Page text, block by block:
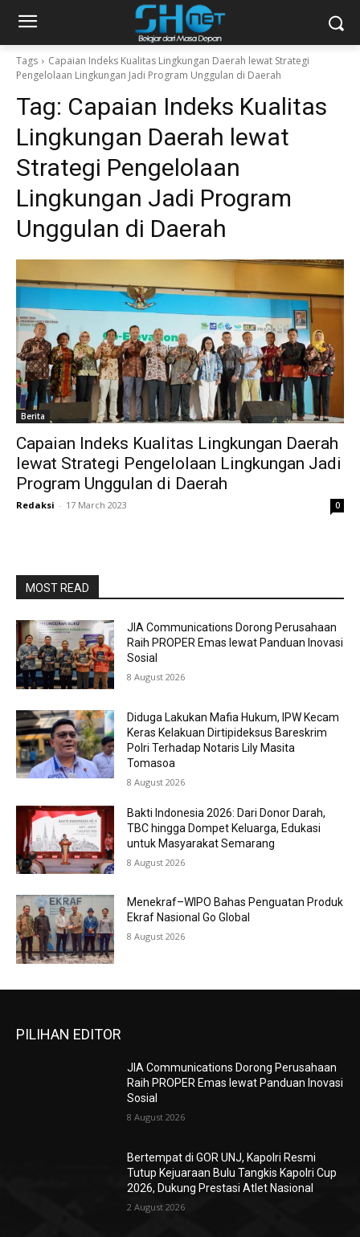
Tags
Capaian Indeks Kualitas Lingkungan Daerah lewat Strategi
Pengelolaan Lingkungan Jadi Program Unggulan di Daerah
Tag: Capaian Indeks Kualitas
Lingkungan Daerah lewat
Strategi Pengelolaan
Lingkungan Jadi Program
Unggulan di Daerah
Berita
Capaian Indeks Kualitas Lingkungan Daerah
lewat Strategi Pengelolaan Lingkungan Jadi
Program Unggulan di Daerah
Redaksi - 17 March 2023 0
MOST READ
JIA Communications Dorong Perusahaan
Raih PROPER Emas lewat Panduan Inovasi
Sosial
8 August 2026
Diduga Lakukan Mafia Hukum, IPW Kecam
Keras Kelakuan Dirtipideksus Bareskrim
Polri Terhadap Notaris Lily Masita
Tomasoa
8 August 2026
Bakti Indonesia 2026: Dari Donor Darah,
TBC hingga Dompet Keluarga, Edukasi
untuk Masyarakat Semarang
8 August 2026
Menekraf–WIPO Bahas Penguatan Produk
Ekraf Nasional Go Global
8 August 2026
PILIHAN EDITOR
JIA Communications Dorong Perusahaan
Raih PROPER Emas lewat Panduan Inovasi
Sosial
8 August 2026
Bertempat di GOR UNJ, Kapolri Resmi
Tutup Kejuaraan Bulu Tangkis Kapolri Cup
2026, Dukung Prestasi Atlet Nasional
2 August 2026